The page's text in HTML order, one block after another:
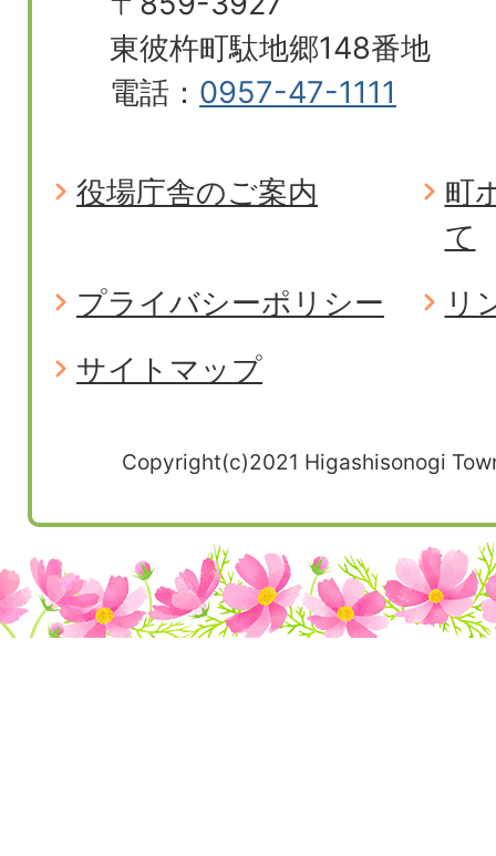
東彼杵町駄地郷148番地
電話： 0957-47-1111
役場庁舎のご案内
町
て
プライバシーポリシー
リ
サイトマップ
Copyright(c)2021 Higashisonogi